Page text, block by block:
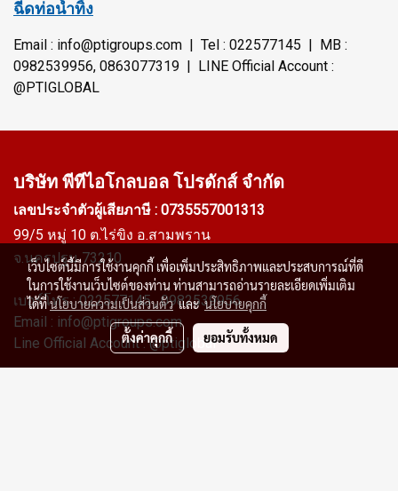
ฉีดท่อน้ำทิ้ง
Email : info@ptigroups.com | Tel : 022577145 | MB :
0982539956, 0863077319 | LINE Official Account :
@PTIGLOBAL
บริษัท พีทีไอโกลบอล โปรดักส์ จำกัด
เลขประจำตัวผู้เสียภาษี : 0735557001313
99/5 หมู่ 10 ต.ไร่ขิง อ.สามพราน
จ.นครปฐม 73210
เบอร์โทร :022577145, 0982539956
Email : info@ptigroups.com
Line Official Account :@ptiglobal
เว็บไซต์นี้มีการใช้งานคุกกี้ เพื่อเพิ่มประสิทธิภาพและประสบการณ์ที่ดี
ในการใช้งานเว็บไซต์ของท่าน ท่านสามารถอ่านรายละเอียดเพิ่มเติม
ได้ที่นโยบายความเป็นส่วนตัวและนโยบายคุกกี้
ตั้งค่าคุกกี้ ยอมรับทั้งหมด